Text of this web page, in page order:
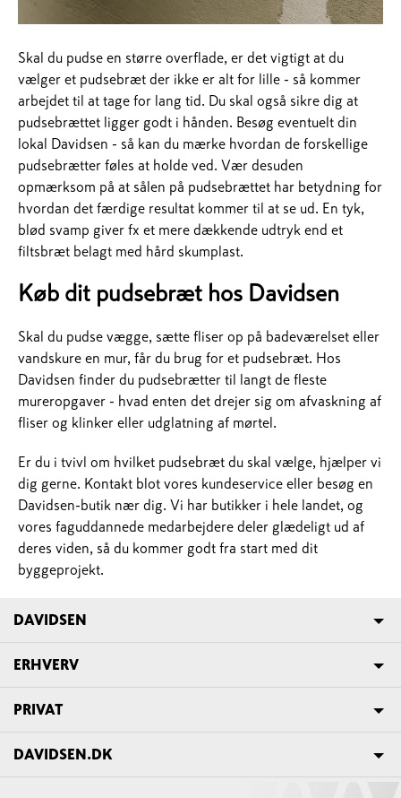
Skal du pudse en større overflade, er det vigtigt at du
vælger et pudsebræt der ikke er alt for lille - så kommer
arbejdet til at tage for lang tid. Du skal også sikre dig at
pudsebrættet ligger godt i hånden. Besøg eventuelt din
lokal Davidsen - så kan du mærke hvordan de forskellige
pudsebrætter føles at holde ved. Vær desuden
opmærksom på at sålen på pudsebrættet har betydning for
hvordan det færdige resultat kommer til at se ud. En tyk,
blød svamp giver fx et mere dækkende udtryk end et
filtsbræt belagt med hård skumplast.
Køb dit pudsebræt hos Davidsen
Skal du pudse vægge, sætte fliser op på badeværelset eller
vandskure en mur, får du brug for et pudsebræt. Hos
Davidsen finder du pudsebrætter til langt de fleste
mureropgaver - hvad enten det drejer sig om afvaskning af
fliser og klinker eller udglatning af mørtel.
Er du i tvivl om hvilket pudsebræt du skal vælge, hjælper vi
dig gerne. Kontakt blot vores kundeservice eller besøg en
Davidsen-butik nær dig. Vi har butikker i hele landet, og
vores faguddannede medarbejdere deler glædeligt ud af
deres viden, så du kommer godt fra start med dit
byggeprojekt.
DAVIDSEN
ERHVERV
PRIVAT
DAVIDSEN.DK